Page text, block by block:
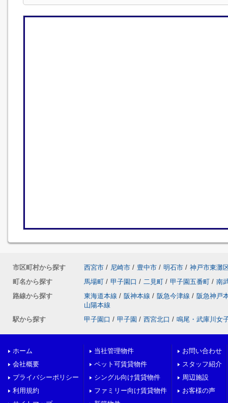
市区町村から探す 西宮市 / 尼崎市 / 豊中市 / 明石市 / 神戸市東灘
町名から探す
馬場町 / 甲子園口 / 二見町 / 甲子園五番町 / 南
路線から探す
東海道本線 / 阪神本線 / 阪急今津線 / 阪急神戸
山陽本線
駅から探す
甲子園口 / 甲子園 / 西宮北口 / 鳴尾・武庫川女
ホーム
会社概要
プライバシーポリシー
利用規約
当社管理物件
ペット可賃貸物件
シングル向け賃貸物件
ファミリー向け賃貸物件
お問い合わせ
スタッフ紹介
周辺施設
お客様の声